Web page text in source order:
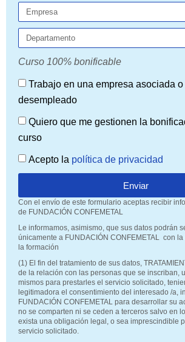
Curso 100% bonificable
Trabajo en una empresa asociada o
desempleado
Quiero que me gestionen la
curso
Acepto la política de privacidad
Enviar
Con el envío de este formulario aceptas recibir
de FUNDACIÓN CONFEMETAL
Le informamos, asimismo, que sus datos podrán
únicamente a FUNDACIÓN CONFEMETAL con
la formación
(1) El fin del tratamiento de sus datos,
de la relación con las personas que se inscriban,
mismos para prestarles el servicio solicitado,
legitimadora el consentimiento del interesado /a,
FUNDACIÓN CONFEMETAL para desarrollar su
no se comparten ni se ceden a terceros salvo en
exista una obligación legal, o sea imprescindible
servicio solicitado.